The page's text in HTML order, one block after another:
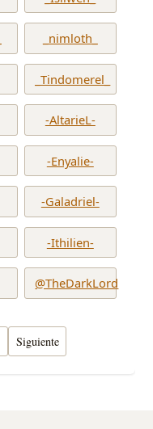
_nimloth_
_Tindomerel_
-AltarieL-
-Enyalie-
-Galadriel-
-Ithilien-
@TheDarkLord
Siguiente